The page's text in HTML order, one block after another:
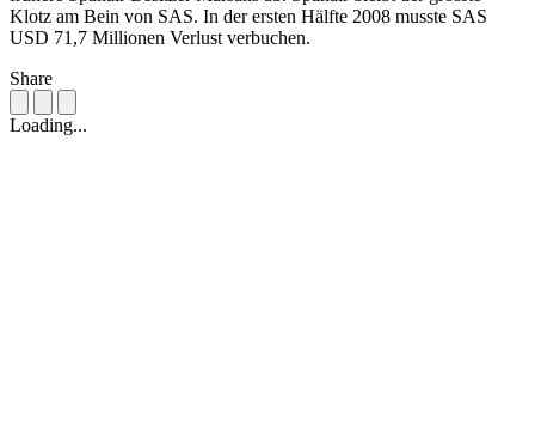
Klotz am Bein von SAS. In der ersten Hälfte 2008 musste SAS
USD 71,7 Millionen Verlust verbuchen.
Share
Loading...